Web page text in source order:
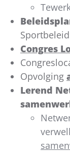
Congres
Opvolging
Lerend